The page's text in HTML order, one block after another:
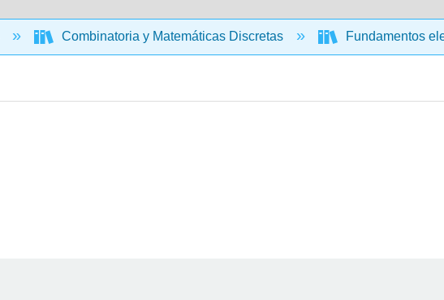
Combinatoria y Matemáticas Discretas Fundamentos